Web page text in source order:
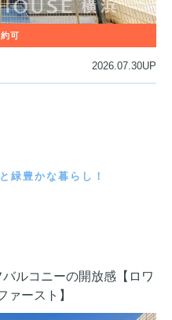
2026.07.30UP
緑豊かな暮らし！
ルコニーの開放感【ロワ
ァースト】